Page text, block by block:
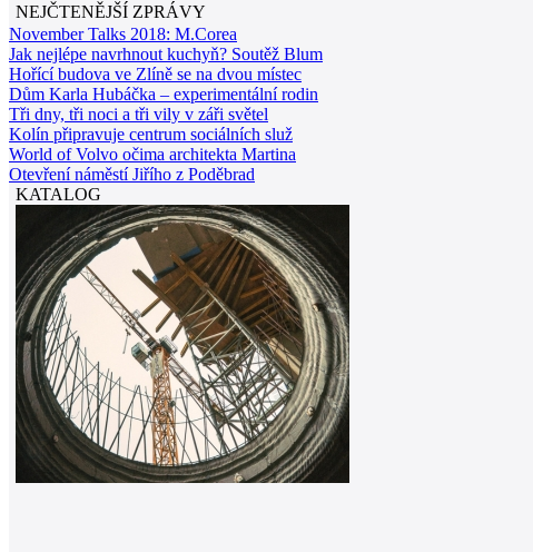
NEJČTENĚJŠÍ ZPRÁVY
November Talks 2018: M.Corea
Jak nejlépe navrhnout kuchyň? Soutěž Blum
Hořící budova ve Zlíně se na dvou místec
Dům Karla Hubáčka – experimentální rodin
Tři dny, tři noci a tři vily v záři světel
Kolín připravuje centrum sociálních služ
World of Volvo očima architekta Martina
Otevření náměstí Jiřího z Poděbrad
KATALOG